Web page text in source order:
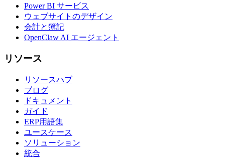
Power BI サービス
ウェブサイトのデザイン
会計と簿記
OpenClaw AI エージェント
リソース
リソースハブ
ブログ
ドキュメント
ガイド
ERP用語集
ユースケース
ソリューション
統合